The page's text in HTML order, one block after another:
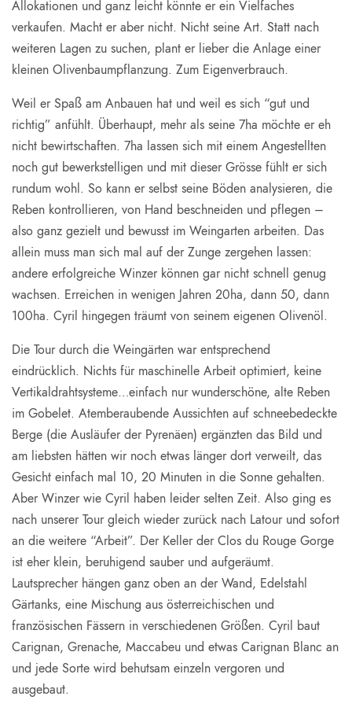
Allokationen und ganz leicht könnte er ein Vielfaches
verkaufen. Macht er aber nicht. Nicht seine Art. Statt nach
weiteren Lagen zu suchen, plant er lieber die Anlage einer
kleinen Olivenbaumpflanzung. Zum Eigenverbrauch.
Weil er Spaß am Anbauen hat und weil es sich “gut und
richtig” anfühlt. Überhaupt, mehr als seine 7ha möchte er eh
nicht bewirtschaften. 7ha lassen sich mit einem Angestellten
noch gut bewerkstelligen und mit dieser Grösse fühlt er sich
rundum wohl. So kann er selbst seine Böden analysieren, die
Reben kontrollieren, von Hand beschneiden und pflegen –
also ganz gezielt und bewusst im Weingarten arbeiten. Das
allein muss man sich mal auf der Zunge zergehen lassen:
andere erfolgreiche Winzer können gar nicht schnell genug
wachsen. Erreichen in wenigen Jahren 20ha, dann 50, dann
100ha. Cyril hingegen träumt von seinem eigenen Olivenöl.
Die Tour durch die Weingärten war entsprechend
eindrücklich. Nichts für maschinelle Arbeit optimiert, keine
Vertikaldrahtsysteme…einfach nur wunderschöne, alte Reben
im Gobelet. Atemberaubende Aussichten auf schneebedeckte
Berge (die Ausläufer der Pyrenäen) ergänzten das Bild und
am liebsten hätten wir noch etwas länger dort verweilt, das
Gesicht einfach mal 10, 20 Minuten in die Sonne gehalten.
Aber Winzer wie Cyril haben leider selten Zeit. Also ging es
nach unserer Tour gleich wieder zurück nach Latour und sofort
an die weitere “Arbeit”. Der Keller der Clos du Rouge Gorge
ist eher klein, beruhigend sauber und aufgeräumt.
Lautsprecher hängen ganz oben an der Wand, Edelstahl
Gärtanks, eine Mischung aus österreichischen und
französischen Fässern in verschiedenen Größen. Cyril baut
Carignan, Grenache, Maccabeu und etwas Carignan Blanc an
und jede Sorte wird behutsam einzeln vergoren und
ausgebaut.